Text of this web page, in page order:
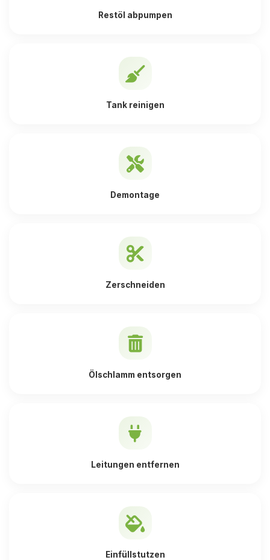
Restöl abpumpen
Tank reinigen
Demontage
Zerschneiden
Ölschlamm entsorgen
Leitungen entfernen
Einfüllstutzen